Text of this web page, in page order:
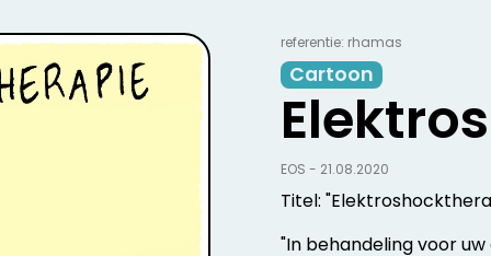
referentie: rhamas
Cartoon
Titel:
"In behandeling voor uw
EOS - 21.08.2020